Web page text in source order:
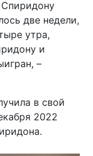
две недели,
утра,
и
–
в свой
2022